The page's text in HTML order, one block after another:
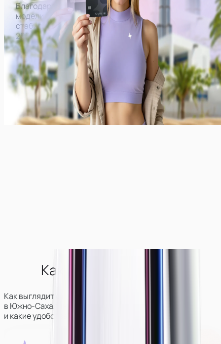
Благодаря правильно выстроенной работе все
модели нашей студии могут рассчитывать на
стабильный доход от
200 000 ₽ в месяц на руки.
Примеры заработков
Как выглядит студия?
Как выглядит студия вебкам-моделей
в Южно-Сахалинске
и какие удобства для девушек там есть.